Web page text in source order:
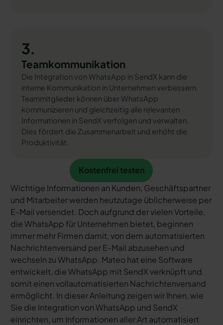
3.
Teamkommunikation
Die Integration von WhatsApp in SendX kann die
interne Kommunikation in Unternehmen verbessern.
Teammitglieder können über WhatsApp
kommunizieren und gleichzeitig alle relevanten
Informationen in SendX verfolgen und verwalten.
Dies fördert die Zusammenarbeit und erhöht die
Produktivität.
Kostenfrei testen
Kostenfrei testen
Wichtige Informationen an Kunden, Geschäftspartner
und Mitarbeiter werden heutzutage üblicherweise per
E-Mail versendet. Doch aufgrund der vielen Vorteile,
die WhatsApp für Unternehmen bietet, beginnen
immer mehr Firmen damit, von dem automatisierten
Nachrichtenversand per E-Mail abzusehen und
wechseln zu WhatsApp. Mateo hat eine Software
entwickelt, die WhatsApp mit SendX verknüpft und
somit einen vollautomatisierten Nachrichtenversand
ermöglicht. In dieser Anleitung zeigen wir Ihnen, wie
Sie die Integration von WhatsApp und SendX
einrichten, um Informationen aller Art automatisiert